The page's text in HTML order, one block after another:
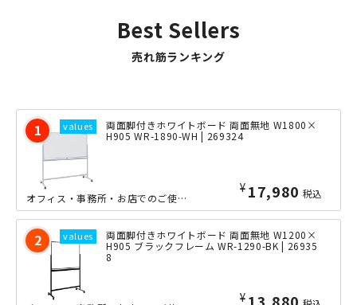
Best Sellers
売れ筋ランキング
両面脚付きホワイトボード 両面無地 W1800×
H905 WR-1890-WH | 269324
¥ 17,980 税込
オフィス・事務所・お店でのご使用に適したシンプルなデザインの幅1800ｍｍタイプ...
両面脚付きホワイトボード 両面無地 W1200×
H905 ブラックフレーム WR-1290-BK | 26935
8
¥